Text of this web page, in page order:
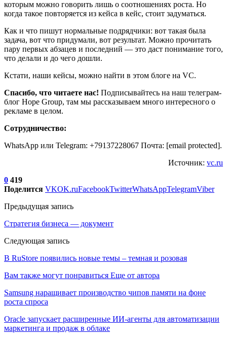
которым можно говорить лишь о соотношениях роста. Но
когда такое повторяется из кейса в кейс, стоит задуматься.
Как и что пишут нормальные подрядчики: вот такая была
задача, вот что придумали, вот результат. Можно прочитать
пару первых абзацев и последний — это даст понимание того,
что делали и до чего дошли.
Кстати, наши кейсы, можно найти в этом блоге на VC.
Спасибо, что читаете нас! Подписывайтесь на наш телеграм-
блог Hope Group, там мы рассказываем много интересного о
рекламе в целом.
Сотрудничество:
WhatsApp или Telegram: +79137228067 Почта: [email protected].
Источник: vc.ru
0 419
Поделится VKOK.ruFacebookTwitterWhatsAppTelegramViber
Предыдущая запись
Стратегия бизнеса — документ
Следующая запись
В RuStore появились новые темы – темная и розовая
Вам также могут понравиться Еще от автора
Samsung наращивает производство чипов памяти на фоне
роста спроса
Oracle запускает расширенные ИИ‑агенты для автоматизации
маркетинга и продаж в облаке